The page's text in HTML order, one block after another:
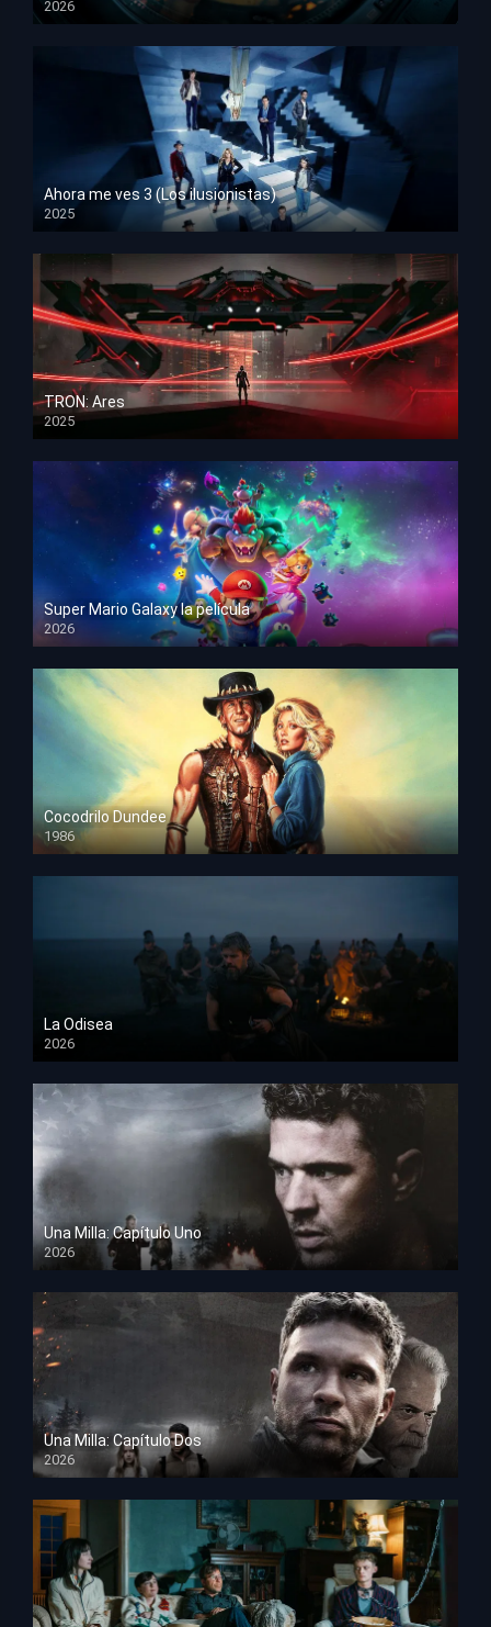
2026
HD 1080p
Ahora me ves 3 (Los ilusionistas)
2025
HD 1080p
TRON: Ares
2025
HD 1080p
Super Mario Galaxy la película
2026
HD 1080p
Cocodrilo Dundee
1986
HD 1080p
La Odisea
2026
TS Screener
Una Milla: Capítulo Uno
2026
HD 1080p
Una Milla: Capítulo Dos
2026
HD 1080p